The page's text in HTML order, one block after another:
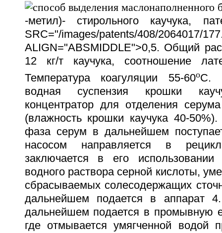
-метил)- стирольного каучука,
SRC="/images/patents/408/2064017/
ALIGN="ABSMIDDLE">0,5. Общий
12 кг/т каучука, соотношение
Температура коагуляции 55-60oС.
водная суспензия крошки
концентратор для отделения
(влажность крошки каучука 40-
фаза серум в дальнейшем
насосом направляется в
заключается в его использовании
водного раствора серной кислоты,
сбрасываемых солесодержащих
дальнейшем подается в аппарат
дальнейшем подается в промывную
где отмывается умягченной водой